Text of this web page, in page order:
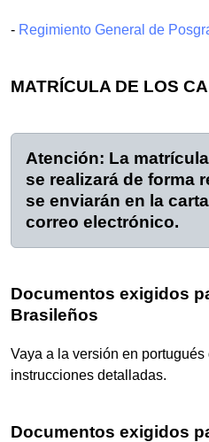
- Regimiento General de
MATRÍCULA DE LOS
Atención: La
se realizará de forma
se enviarán en la
correo electrónico.
Documentos exigidos
Brasileños
Vaya a la versión en
instrucciones detalladas.
Documentos exigidos